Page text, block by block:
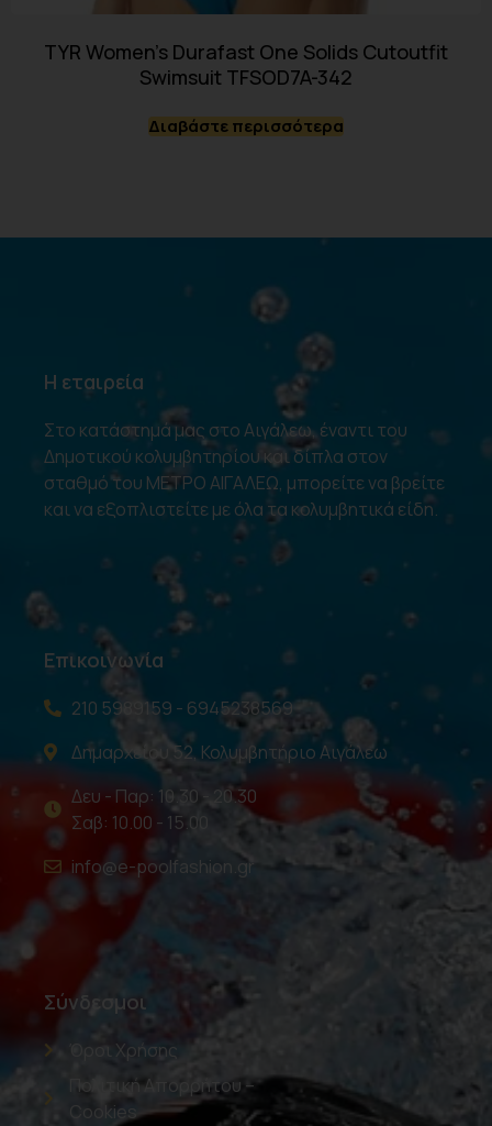
TYR Women’s Durafast One Solids Cutoutfit
Swimsuit TFSOD7A-342
Διαβάστε περισσότερα
Η εταιρεία
Στο κατάστημά μας στο Αιγάλεω, έναντι του
Δημοτικού κολυμβητηρίου και δίπλα στον
σταθμό του ΜΕΤΡΟ ΑΙΓΑΛΕΩ, μπορείτε να βρείτε
και να εξοπλιστείτε με όλα τα κολυμβητικά είδη.
Επικοινωνία
210 5989159 - 6945238569
Δημαρχείου 52, Κολυμβητήριο Αιγάλεω
Δευ - Παρ: 10.30 - 20.30
Σαβ: 10.00 - 15.00
info@e-poolfashion.gr
Σύνδεσμοι
Όροι Χρήσης
Πολιτική Απορρήτου –
Cookies